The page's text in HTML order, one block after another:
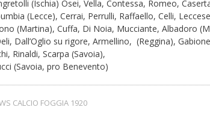
(Ischia) Osei, Vella, Contessa, Romeo,
(Lecce), Cerrai, Perrulli, Raffaello, Celli,
(Martina), Cuffa, Di Noia, Mucciante, Albadoro
Dall’Oglio su rigore, Armellino, (Reggina),
Rinaldi, Scarpa (Savoia),
(Savoia, pro Benevento)
CALCIO FOGGIA 1920